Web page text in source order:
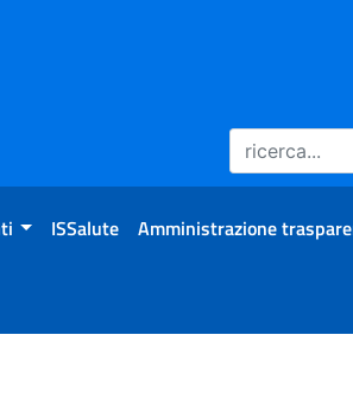
ISSalute Amministrazione